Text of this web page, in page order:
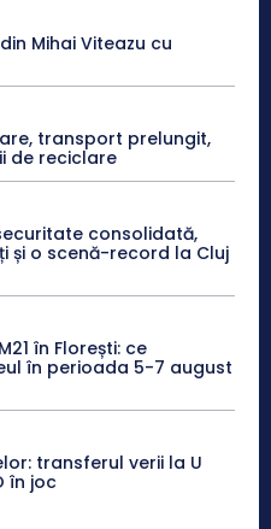
Mihai Viteazu cu
transport prelungit,
de reciclare
consolidată,
și o scenă-record la Cluj
în Florești: ce
în perioada 5-7 august
transferul verii la U
în joc